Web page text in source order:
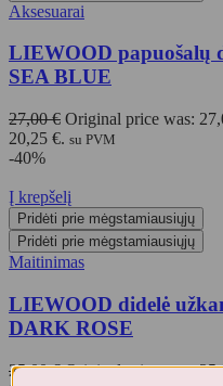
Aksesuarai
LIEWOOD papuošalų
SEA BLUE
27,00€ Original price was:
20,25 €. su PVM
-40%
Į krepšelį
Pridėti prie mėgstamiausiųjų
Pridėti prie mėgstamiausiųjų
Maitinimas
LIEWOOD didelė
DARK ROSE
25,00€ Original price was: